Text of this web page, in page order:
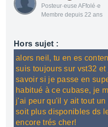
Posteur·euse AFfolé·e
Membre depuis 22 ans
Hors sujet :
alors neil, tu en es
suis toujours sur vst32
savoir si je passe en
habitué à ce cubase, je
j'ai peur qu'il y ait tout
soit plus disponibles ds
encore trés cher!